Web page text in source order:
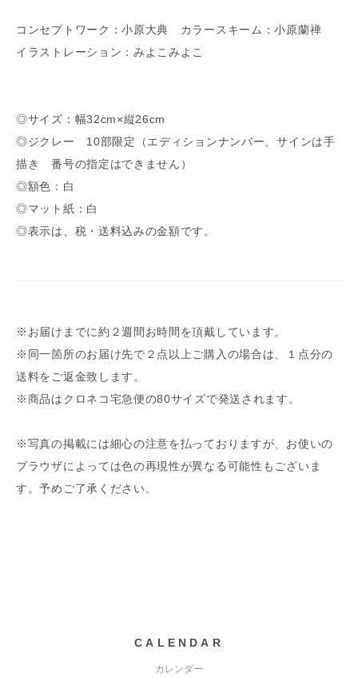
コンセプトワーク：小原大典 カラースキーム：小原蘭禅
イラストレーション：みよこみよこ
◎サイズ：幅32cm×縦26cm
◎ジクレー 10部限定（エディションナンバー、サインは手
描き 番号の指定はできません）
◎額色：白
◎マット紙：白
◎表示は、税・送料込みの金額です。
※お届けまでに約２週間お時間を頂戴しています。
※同一箇所のお届け先で２点以上ご購入の場合は、１点分の
送料をご返金致します。
※商品はクロネコ宅急便の80サイズで発送されます。
※写真の掲載には細心の注意を払っておりますが、お使いの
ブラウザによっては色の再現性が異なる可能性もございま
す。予めご了承ください。
CALENDAR
カレンダー